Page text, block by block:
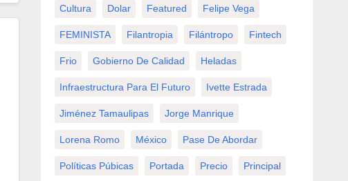
Cultura Dolar Featured Felipe Vega
FEMINISTA Filantropia Filántropo Fintech
Frio Gobierno De Calidad Heladas
Infraestructura Para El Futuro Ivette Estrada
Jiménez Tamaulipas Jorge Manrique
Lorena Romo México Pase De Abordar
Políticas Púbicas Portada Precio Principal